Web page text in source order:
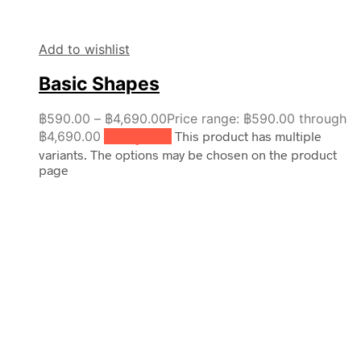
Add to wishlist
Basic Shapes
฿590.00 – ฿4,690.00Price range: ฿590.00 through
฿4,690.00
This product has multiple
variants. The options may be chosen on the product
page